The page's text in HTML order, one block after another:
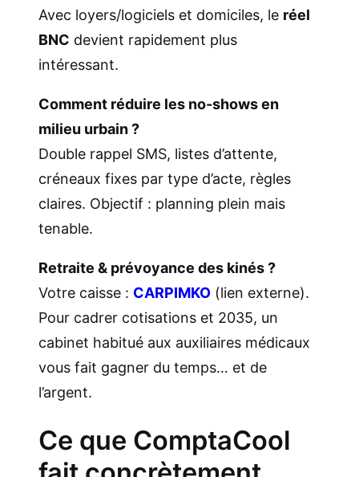
Avec loyers/logiciels et domiciles, le réel
BNC devient rapidement plus
intéressant.
Comment réduire les no-shows en
milieu urbain ?
Double rappel SMS, listes d’attente,
créneaux fixes par type d’acte, règles
claires. Objectif : planning plein mais
tenable.
Retraite & prévoyance des kinés ?
Votre caisse : CARPIMKO (lien externe).
Pour cadrer cotisations et 2035, un
cabinet habitué aux auxiliaires médicaux
vous fait gagner du temps… et de
l’argent.
Ce que ComptaCool